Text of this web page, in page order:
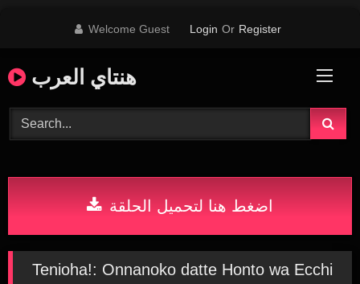
Welcome Guest Login Or Register
هنتاي العرب
اضغط هنا لتحميل الحلقة
Tenioha!: Onnanoko datte Honto wa Ecchi